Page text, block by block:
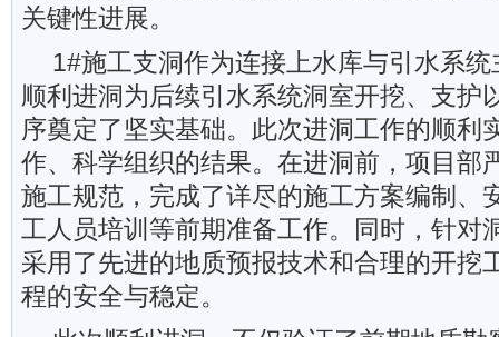
关键性进展。
1#施工支洞作为连接上水库与引水系
顺利进洞为后续引水系统洞室开挖、支护
序奠定了坚实基础。此次进洞工作的顺利
作、科学组织的结果。在进洞前，项目部
施工规范，完成了详尽的施工方案编制、
工人员培训等前期准备工作。同时，针对
采用了先进的地质预报技术和合理的开挖
程的安全与稳定。